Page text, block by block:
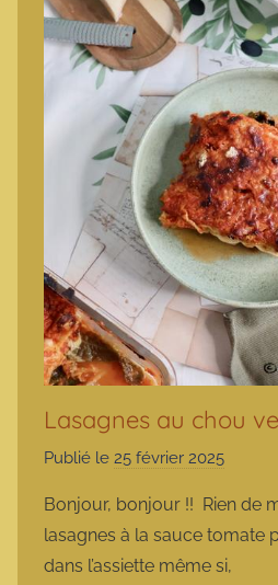
Lasagnes au chou
Publié le 25 février 2025
r
m
a
Bonjour, bonjour !! Rien de
lasagnes à la sauce tomate
dans l’assiette même si,